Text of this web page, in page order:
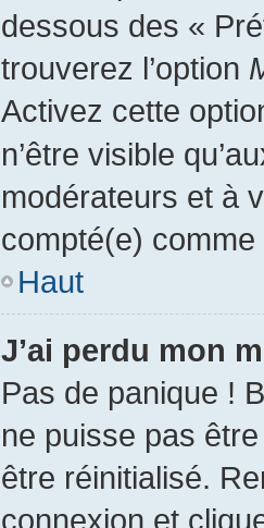
dessous des «
trouverez l’option
Activez cette
n’être visible
modérateurs et à
compté(e)
Haut
J’ai perdu mon
Pas de panique !
ne puisse pas
être réinitialisé.
connexion et